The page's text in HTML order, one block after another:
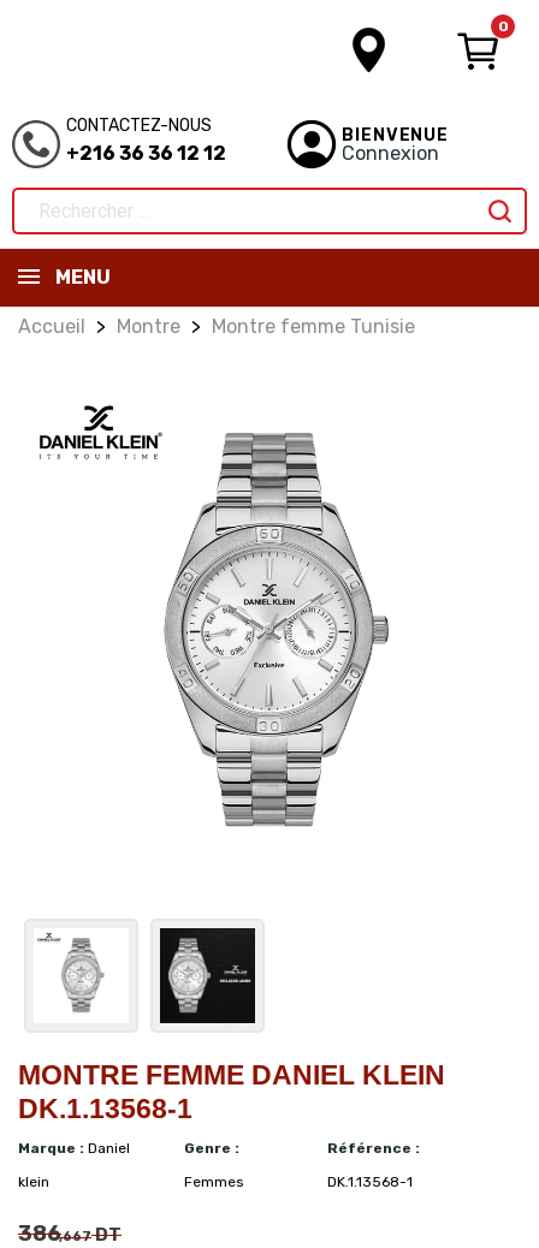
0
CONTACTEZ-NOUS
+216 36 36 12 12
BIENVENUE
Connexion
MENU
Accueil Montre Montre femme Tunisie
MONTRE FEMME DANIEL KLEIN
DK.1.13568-1
Marque : Daniel
klein
Genre :
Femmes
Référence :
DK.1.13568-1
386,667DT